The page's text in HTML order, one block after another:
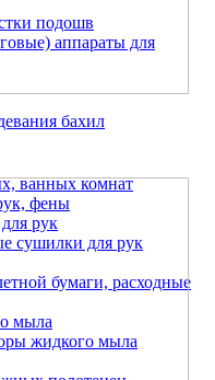
подошв
аппараты для
бахил
ванных комнат
фены
рук
сушилки для рук
бумаги, расходные
мыла
жидкого мыла